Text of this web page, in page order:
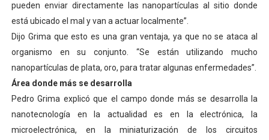
pueden enviar directamente las nanopartículas al sitio donde
está ubicado el mal y van a actuar localmente”.
Dijo Grima que esto es una gran ventaja, ya que no se ataca al
organismo en su conjunto. “Se están utilizando mucho
nanopartículas de plata, oro, para tratar algunas enfermedades”.
Área donde más se desarrolla
Pedro Grima explicó que el campo donde más se desarrolla la
nanotecnología en la actualidad es en la electrónica, la
microelectrónica, en la miniaturización de los circuitos